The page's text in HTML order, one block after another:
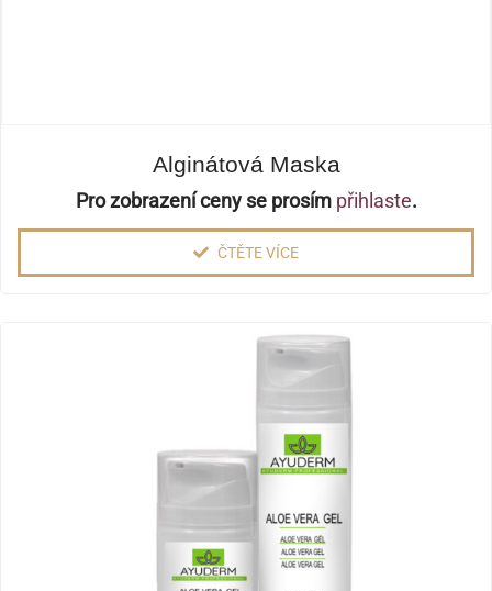
Alginátová Maska
Pro zobrazení ceny se prosím přihlaste.
ČTĚTE VÍCE